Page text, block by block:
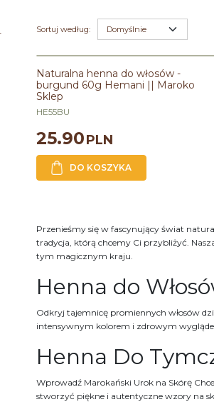
Sortuj według:
Naturalna henna do włosów - burgund 60g
Hemani || Maroko Sklep
Pojemność: 60g
Kraj pochodzenia
Naturalna henna do włosów -
burgund 60g Hemani || Maroko
Sklep
HE55BU
25.90PLN
DO KOSZYKA
Przenieśmy się w fascynujący świat
tradycja, którą chcemy Ci przybliżyć.
tym magicznym kraju.
Henna do
Odkryj tajemnicę promiennych włosów
intensywnym kolorem i zdrowym
Henna Do
Wprowadź Marokański Urok na Skórę
stworzyć piękne i autentyczne wzory na